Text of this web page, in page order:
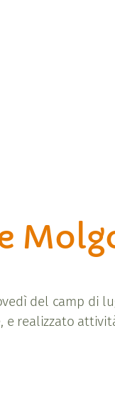
del camp di
realizzato